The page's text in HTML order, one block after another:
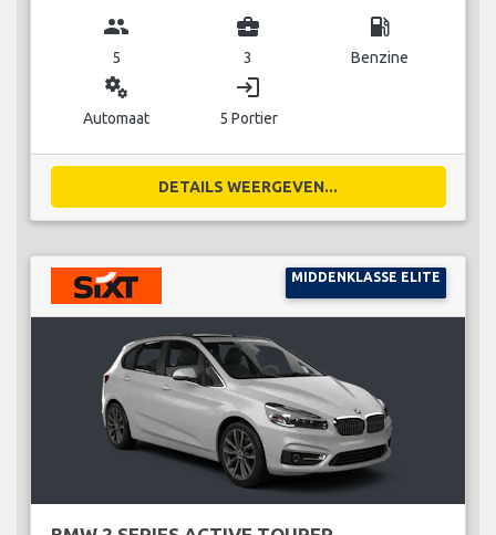
group
5
business_center
3
local_gas_station
Benzine
miscellaneous_services
Automaat
login
5 Portier
DETAILS WEERGEVEN...
MIDDENKLASSE ELITE